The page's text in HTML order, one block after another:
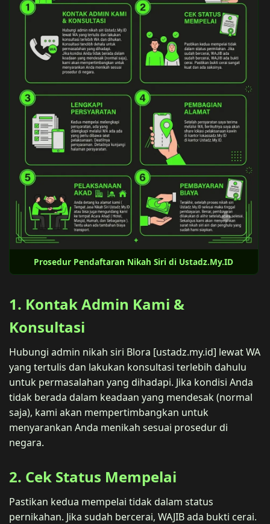
Prosedur Pendaftaran Nikah Siri di Ustadz.My.ID
1. Kontak Admin Kami &
Konsultasi
Hubungi admin nikah siri Blora [ustadz.my.id] lewat WA
yang tertulis dan lakukan konsultasi terlebih dahulu
untuk permasalahan yang dihadapi. Jika kondisi Anda
tidak berada dalam keadaan yang mendesak (normal
saja), kami akan mempertimbangkan untuk
menyarankan Anda menikah sesuai prosedur di
negara.
2. Cek Status Mempelai
Pastikan kedua mempelai tidak dalam status
pernikahan. Jika sudah bercerai, WAJIB ada bukti cerai.